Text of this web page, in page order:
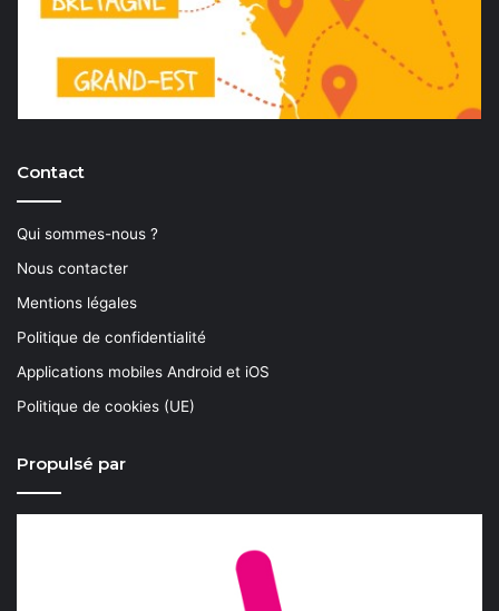
Contact
Qui sommes-nous ?
Nous contacter
Mentions légales
Politique de confidentialité
Applications mobiles Android et iOS
Politique de cookies (UE)
Propulsé par